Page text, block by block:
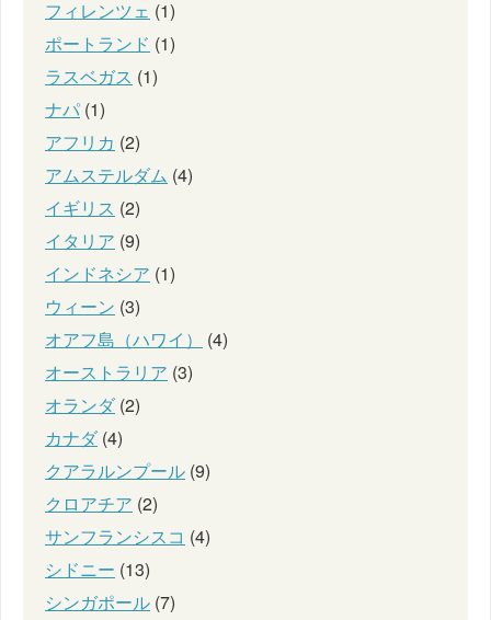
フィレンツェ (1)
ポートランド (1)
ラスベガス (1)
ナパ (1)
アフリカ (2)
アムステルダム (4)
イギリス (2)
イタリア (9)
インドネシア (1)
ウィーン (3)
オアフ島（ハワイ）
(4)
オーストラリア (3)
オランダ(2)
カナダ(4)
クアラルンプール (9)
クロアチア (2)
サンフランシスコ (4)
シドニー (13)
シンガポール (7)